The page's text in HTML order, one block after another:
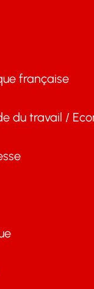
française
du travail /